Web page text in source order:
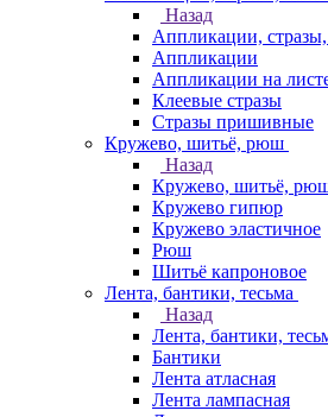
Назад
Аппликации,
Аппликации
Аппликации на
Клеевые стразы
Стразы пришивные
Кружево, шитьё, рюш
Назад
Кружево, шитьё,
Кружево гипюр
Кружево эластичное
Рюш
Шитьё капроновое
Лента, бантики, тесьма
Назад
Лента, бантики,
Бантики
Лента атласная
Лента лампасная